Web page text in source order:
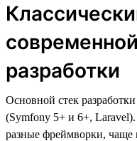
разработки
Основной стек
(Symfony 5+ и 6+,
разные фреймворки, чаще